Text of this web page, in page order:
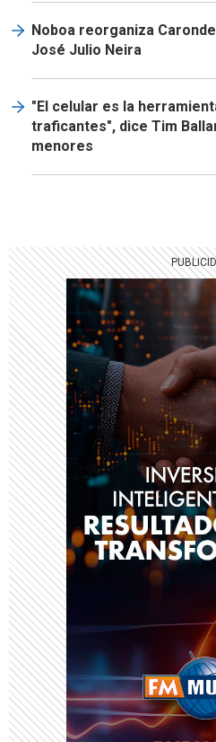
Noboa reorganiza
José Julio Neira
"El celular es la
traficantes", dice Tim
menores